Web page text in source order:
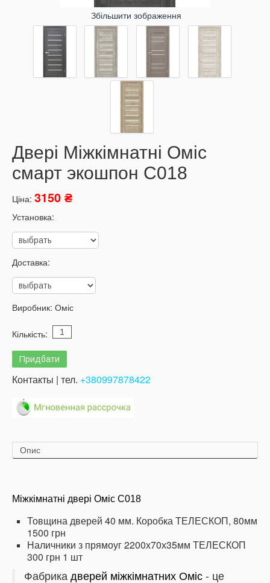
Збільшити зображення
Двері Міжкімнатні Оміс
смарт экошпон C018
Ціна: 3150 ₴
Установка:
Доставка:
Виробник: Оміс
Кількість:
Контакты | тел. +380997878422
Опис
Міжкімнатні двері Оміс C018
Товщина дверей 40 мм. Коробка ТЕЛЕСКОП, 80мм
1500 грн
Наличники з прямоуг 2200х70х35мм ТЕЛЕСКОП
300 грн 1 шт
Фабрика дверей міжкімнатних Оміс - це